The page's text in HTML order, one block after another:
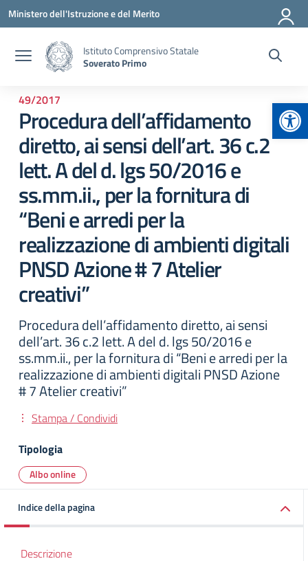
Vai ai contenuti
Vai al menu di navigazione
Vai al footer
Ministero dell'Istruzione e del Merito
Istituto Comprensivo Statale
Soverato Primo
49/2017
Procedura dell’affidamento
diretto, ai sensi dell’art. 36 c.2
lett. A del d. lgs 50/2016 e
ss.mm.ii., per la fornitura di
“Beni e arredi per la
realizzazione di ambienti digitali
PNSD Azione # 7 Atelier
creativi”
Procedura dell’affidamento diretto, ai sensi
dell’art. 36 c.2 lett. A del d. lgs 50/2016 e
ss.mm.ii., per la fornitura di “Beni e arredi per la
realizzazione di ambienti digitali PNSD Azione
# 7 Atelier creativi”
Stampa / Condividi
Tipologia
Albo online
Indice della pagina
Descrizione